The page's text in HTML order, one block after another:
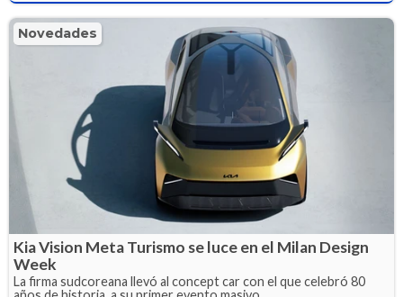
Novedades
Kia Vision Meta Turismo se luce en el Milan Design
Week
La firma sudcoreana llevó al concept car con el que celebró 80